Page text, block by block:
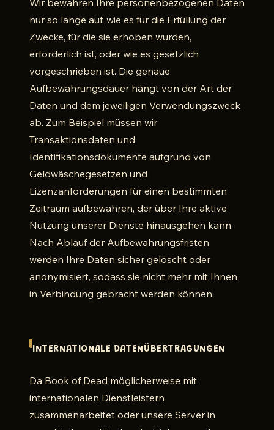
Wir bewahren Ihre personenbezogenen Daten
nur so lange auf, wie es für die Erfüllung der
Zwecke, für die sie erhoben wurden,
erforderlich ist, oder wie es gesetzlich
vorgeschrieben ist. Die genaue
Aufbewahrungsdauer hängt von der Art der
Daten und dem jeweiligen Verwendungszweck
ab. Zum Beispiel müssen wir
Transaktionsdaten und
Identifikationsdokumente aufgrund von
Geldwäschegesetzen und
Lizenzanforderungen für einen bestimmten
Zeitraum aufbewahren, der über Ihre aktive
Nutzung unserer Dienste hinausgehen kann.
Nach Ablauf der Aufbewahrungsfristen
werden Ihre Daten sicher gelöscht oder
anonymisiert, sodass sie nicht mehr mit Ihnen
in Verbindung gebracht werden können.
INTERNATIONALE DATENÜBERTRAGUNGEN
Da Book of Dead möglicherweise mit
internationalen Dienstleistern
zusammenarbeitet oder unsere Server in